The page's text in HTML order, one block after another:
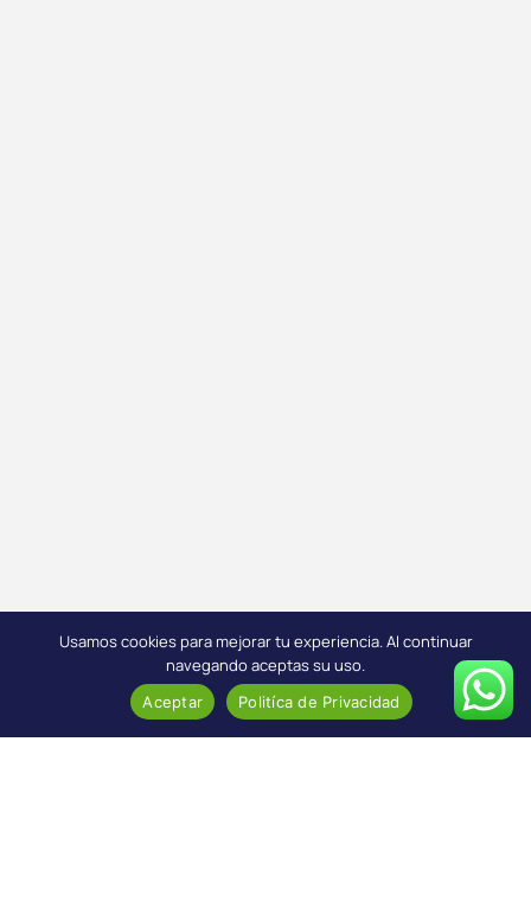
Usamos cookies para mejorar tu experiencia. Al continuar
navegando aceptas su uso.
Aceptar Politíca de Privacidad